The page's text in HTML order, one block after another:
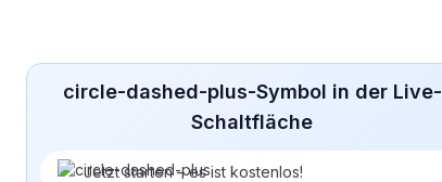
circle-dashed-plus-Symbol in der Live-
Schaltfläche
Jetzt starten – es ist kostenlos!